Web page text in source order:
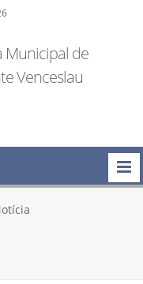
Municipal de
Venceslau